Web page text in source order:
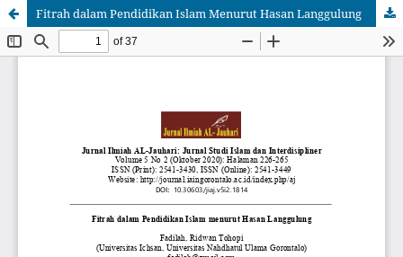
Fitrah dalam Pendidikan Islam Menurut Hasan Langgulung